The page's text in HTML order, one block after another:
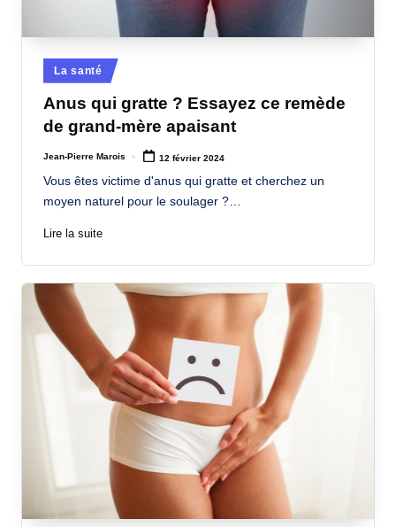
Posted
in
La santé
Anus qui gratte ? Essayez ce remède
de grand-mère apaisant
Posted
Jean-Pierre Marois 12 février 2024
Vous êtes victime d'anus qui gratte et cherchez un
moyen naturel pour le soulager ?…
Lire la suite